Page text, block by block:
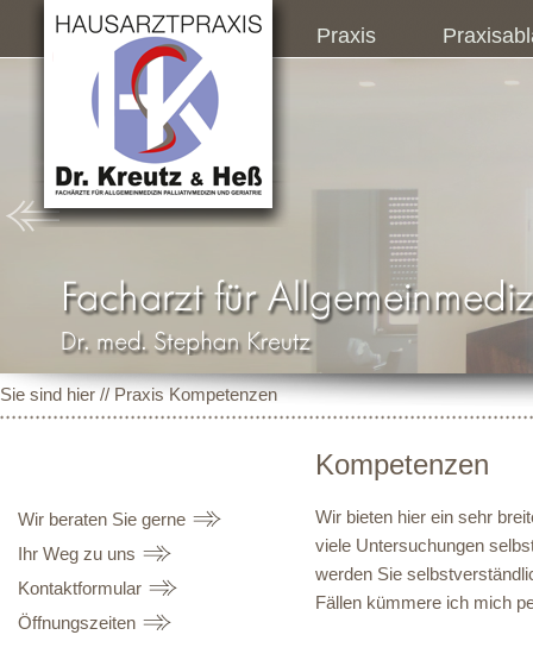
Praxis
Sie sind hier // Praxis Kompetenzen
Wir beraten Sie gerne
Ihr Weg zu uns
Kontaktformular
Öffnungszeiten
Kompetenzen
Wir bieten hier ein sehr
viele Untersuchungen
werden Sie
Fällen kümmere ich mich